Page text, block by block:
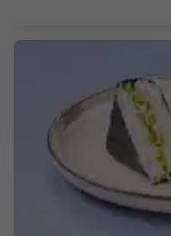
вид блюда может